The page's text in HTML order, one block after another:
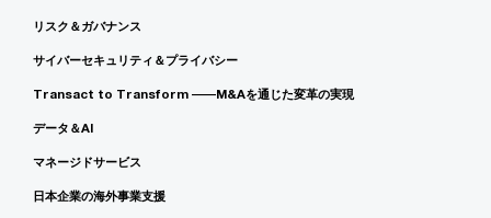
リスク＆ガバナンス
サイバーセキュリティ＆プライバシー
Transact to Transform ――M&Aを通じた変革の実現
データ＆AI
マネージドサービス
日本企業の海外事業支援